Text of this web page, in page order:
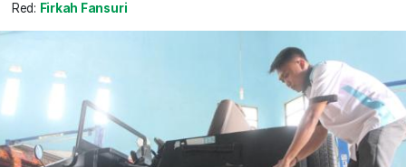
Red: Firkah Fansuri